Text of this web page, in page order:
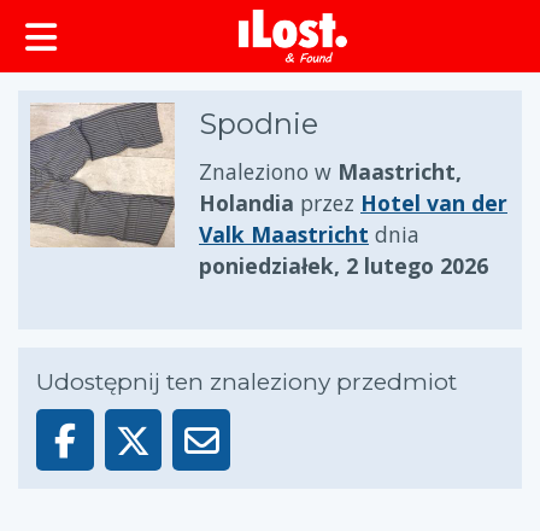
zawartości
Spodnie
Znaleziono w Maastricht,
Holandia przez Hotel van der
Valk Maastricht dnia
poniedziałek, 2 lutego 2026
Udostępnij ten znaleziony przedmiot